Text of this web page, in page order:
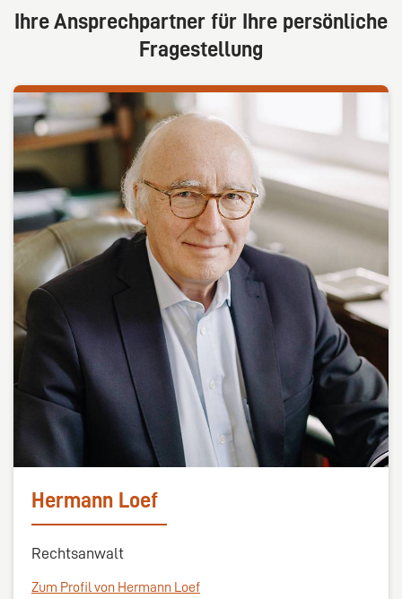
Ihre Ansprechpartner für Ihre persönliche
Fragestellung
Hermann Loef
Rechtsanwalt
Zum Profil von Hermann Loef